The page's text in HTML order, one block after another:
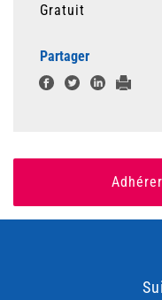
Gratuit
Partager